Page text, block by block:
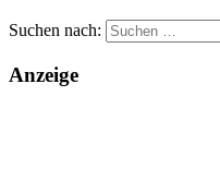
Suchen nach:
Anzeige